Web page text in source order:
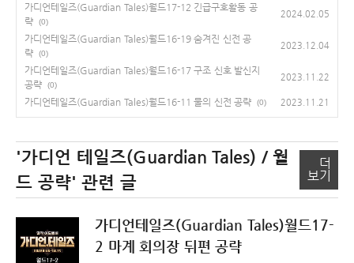
가디언테일즈(Guardian Tales)월드17-12 긴급구호활동 공
략
(0)
2024.02.05
가디언테일즈(Guardian Tales)월드16-19 숨겨진 신전 공
략
(0)
2023.12.04
가디언테일즈(Guardian Tales)월드16-17 구조 신호 발신지
공략
(0)
2023.11.22
가디언테일즈(Guardian Tales)월드16-11 물의 신전 공략 (0) 2023.11.21
'가디언 테일즈(Guardian Tales) / 월
드 공략' 관련 글
더
보기
가디언테일즈(Guardian Tales)월드17-
2 마계 회의장 뒤편 공략